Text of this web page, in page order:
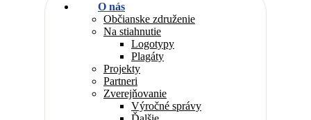
O nás
Občianske združenie
Na stiahnutie
Logotypy
Plagáty
Projekty
Partneri
Zverejňovanie
Výročné správy